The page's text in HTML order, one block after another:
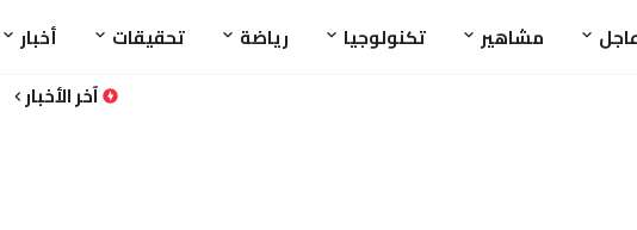
عاجل مشاهير تكنولوجيا رياضة تحقيقات أخبار
آخر الأخبار